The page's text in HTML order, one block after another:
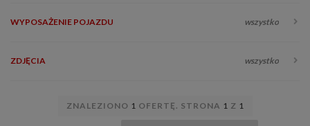
WYPOSAŻENIE POJAZDU wszystko
ZDJĘCIA wszystko
ZNALEZIONO 1 OFERTĘ. STRONA 1 Z 1